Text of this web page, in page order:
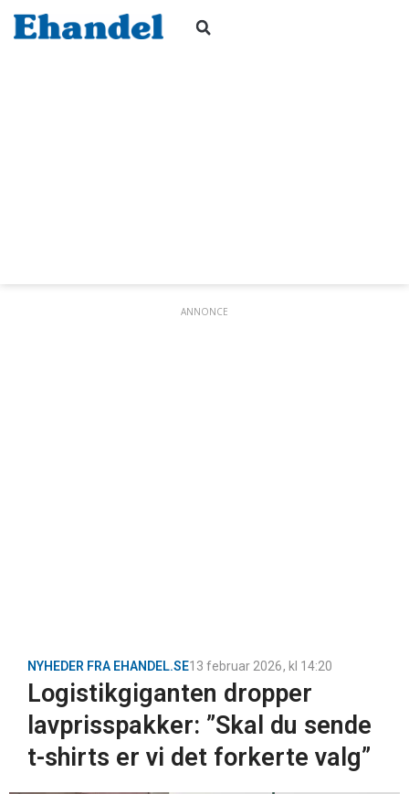
ANNONCE
NYHEDER FRA EHANDEL.SE13 februar 2026, kl 14:20
Logistikgiganten dropper
lavprisspakker: ”Skal du sende
t-shirts er vi det forkerte valg”